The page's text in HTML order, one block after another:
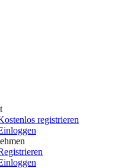
registrieren